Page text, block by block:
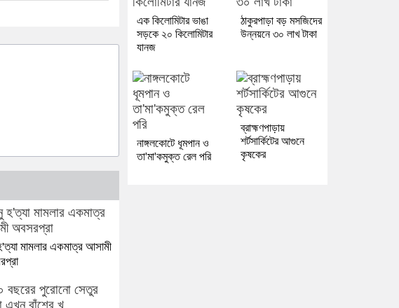
মামলার একমাত্র আসামী
এক কিলোমিটার ভাঙা
সড়কে ২০ কিলোমিটার
যানজ
ঠাকুরপাড়া বড় মসজিদের
উন্নয়নে ৩০ লাখ টাকা
নাঙ্গলকোটে ধূমপান ও
তা'মা'কমুক্ত রেল পরি
ব্রাহ্মণপাড়ায়
শর্টসার্কিটের আগুনে
কৃষকের